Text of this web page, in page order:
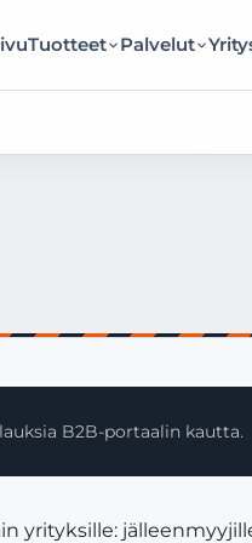
Tuotteet Palvelut
B2B-portaalin kautta.
yrityksille: